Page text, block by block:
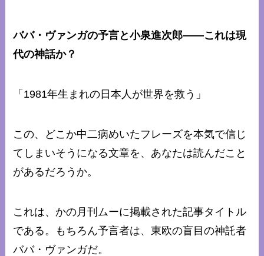
ババ・ヴァンガの予言と小泉進次郎――これは現
代の神話か？
「1981年生まれの日本人が世界を救う」
この、どこか中二病めいたフレーズを本気で信じ
てしまいそうになる文章を、あなたは読んだこと
があるだろうか。
これは、かの月刊ムーに掲載された記事タイトル
である。もちろん予言者は、東欧の盲目の神託者
ババ・ヴァンガだ。